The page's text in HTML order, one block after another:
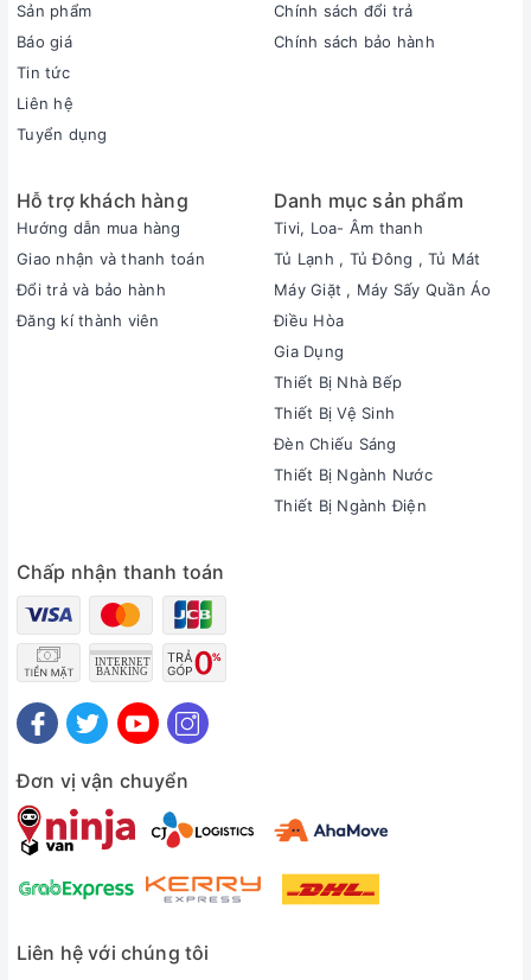
Sản phẩm
Báo giá
Tin tức
Liên hệ
Tuyển dụng
Chính sách đổi trả
Chính sách bảo hành
Hỗ trợ khách hàng
Hướng dẫn mua hàng
Giao nhận và thanh toán
Đổi trả và bảo hành
Đăng kí thành viên
Danh mục sản phẩm
Tivi, Loa- Âm thanh
Tủ Lạnh , Tủ Đông , Tủ Mát
Máy Giặt , Máy Sấy Quần Áo
Điều Hòa
Gia Dụng
Thiết Bị Nhà Bếp
Thiết Bị Vệ Sinh
Đèn Chiếu Sáng
Thiết Bị Ngành Nước
Thiết Bị Ngành Điện
Chấp nhận thanh toán
Đơn vị vận chuyển
Liên hệ với chúng tôi